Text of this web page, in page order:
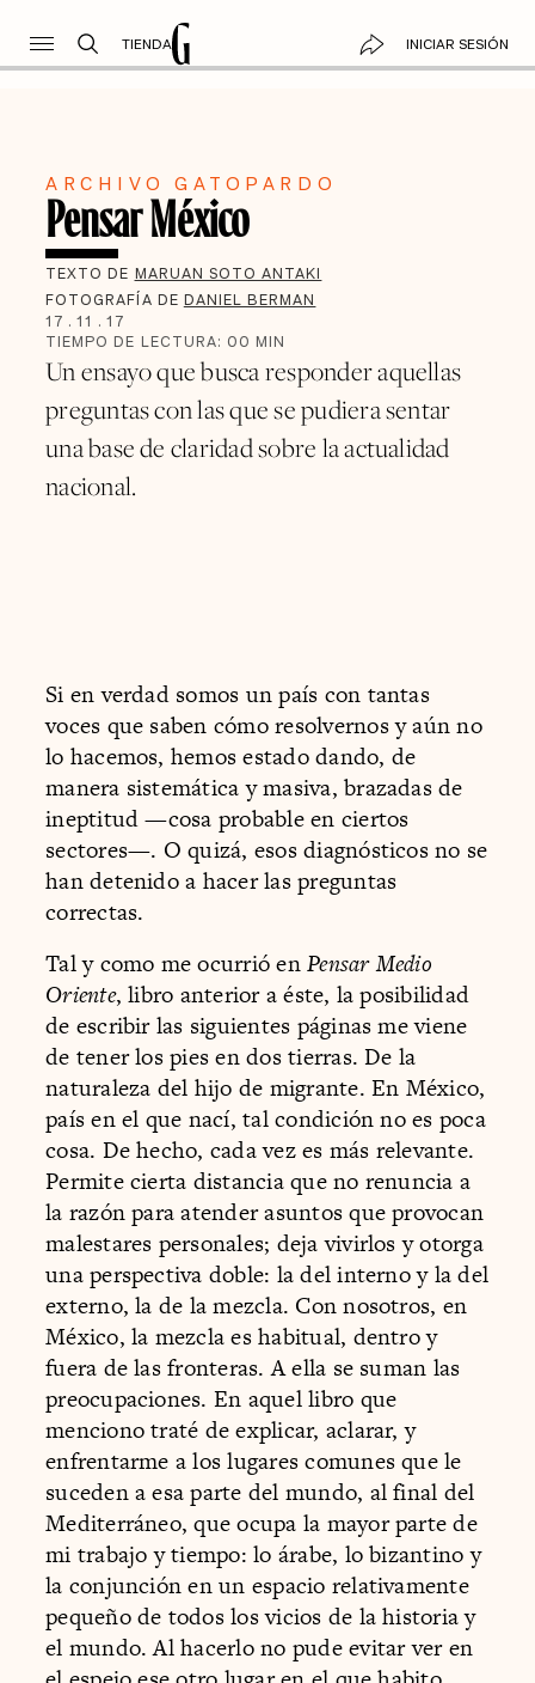
TIENDA INICIAR SESIÓN
ARCHIVO GATOPARDO
Pensar México
TEXTO DE MARUAN SOTO ANTAKI
FOTOGRAFÍA DE DANIEL BERMAN
17 . 11 . 17
TIEMPO DE LECTURA: 00 MIN
Un ensayo que busca responder aquellas
preguntas con las que se pudiera sentar
una base de claridad sobre la actualidad
nacional.
Si en verdad somos un país con tantas
voces que saben cómo resolvernos y aún no
lo hacemos, hemos estado dando, de
manera sistemática y masiva, brazadas de
ineptitud —cosa probable en ciertos
sectores—. O quizá, esos diagnósticos no se
han detenido a hacer las preguntas
correctas.
Tal y como me ocurrió enPensar Medio
Oriente, libro anterior a éste, la posibilidad
de escribir las siguientes páginas me viene
de tener los pies en dos tierras. De la
naturaleza del hijo de migrante. En México,
país en el que nací, tal condición no es poca
cosa. De hecho, cada vez es más relevante.
Permite cierta distancia que no renuncia a
la razón para atender asuntos que provocan
malestares personales; deja vivirlos y otorga
una perspectiva doble: la del interno y la del
externo, la de la mezcla. Con nosotros, en
México, la mezcla es habitual, dentro y
fuera de las fronteras. A ella se suman las
preocupaciones. En aquel libro que
menciono traté de explicar, aclarar, y
enfrentarme a los lugares comunes que le
suceden a esa parte del mundo, al final del
Mediterráneo, que ocupa la mayor parte de
mi trabajo y tiempo: lo árabe, lo bizantino y
la conjunción en un espacio relativamente
pequeño de todos los vicios de la historia y
el mundo. Al hacerlo no pude evitar ver en